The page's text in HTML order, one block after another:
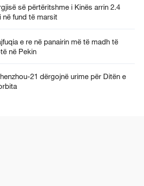
së përtëritshme i Kinës arrin 2.4
në fund të marsit
e re në panairin më të madh të
në Pekin
21 dërgojnë urime për Ditën e